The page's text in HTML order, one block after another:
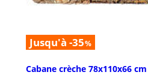
Jusqu'à -35%
Cabane crèche 78x110x66